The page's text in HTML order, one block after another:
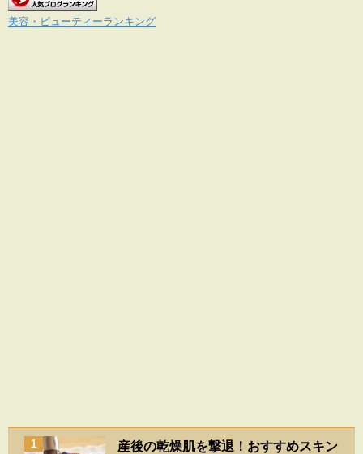
美容・ビューティーランキング
1
産後の乾燥肌を撃退！おすすめスキン